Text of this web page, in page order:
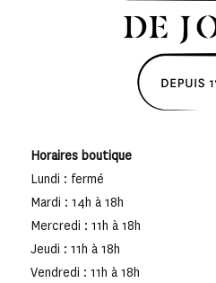
Horaires boutique
Lundi : fermé
Mardi : 14h à 18h
Mercredi : 11h à 18h
Jeudi : 11h à 18h
Vendredi : 11h à 18h